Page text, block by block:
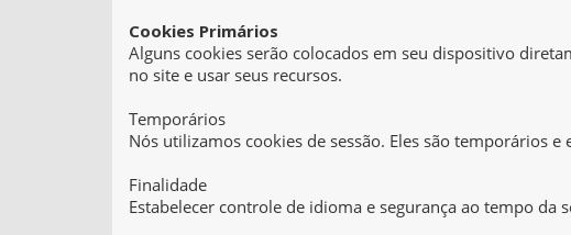
Cookies Primários
Alguns cookies serão colocados em seu dispositivo
no site e usar seus recursos.
Temporários
Nós utilizamos cookies de sessão. Eles são temporários
Finalidade
Estabelecer controle de idioma e segurança ao tempo da